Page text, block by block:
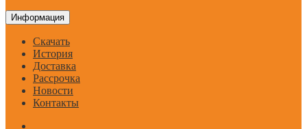
Информация
Скачать
История
Доставка
Рассрочка
Новости
Контакты